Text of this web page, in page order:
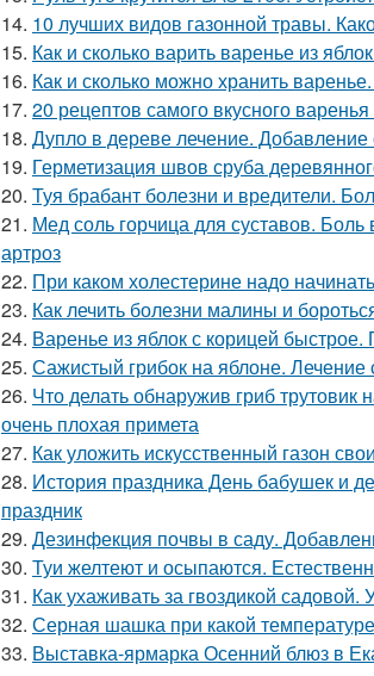
14. 10 лучших видов газонной травы.
15. Как и сколько варить варенье из
16. Как и сколько можно хранить
17. 20 рецептов самого вкусного
18. Дупло в дереве лечение. Добавление
19. Герметизация швов сруба
20. Туя брабант болезни и вредители.
21. Мед соль горчица для суставов.
артроз
22. При каком холестерине надо
23. Как лечить болезни малины и
24. Варенье из яблок с корицей
25. Сажистый грибок на яблоне. Лечение
26. Что делать обнаружив гриб
очень плохая примета
27. Как уложить искусственный газон
28. История праздника День бабушек и
праздник
29. Дезинфекция почвы в саду.
30. Туи желтеют и осыпаются.
31. Как ухаживать за гвоздикой садовой.
32. Серная шашка при какой
33. Выставка-ярмарка Осенний блюз в